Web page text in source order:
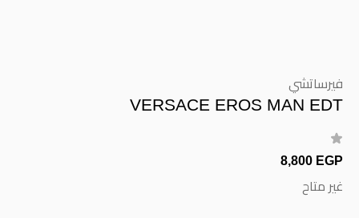
فيرساتشي
VERSACE EROS MAN EDT
8,800 EGP
غير متاح